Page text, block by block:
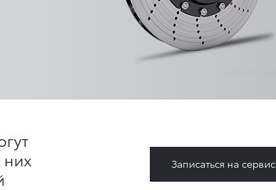
них
Записаться на сервис